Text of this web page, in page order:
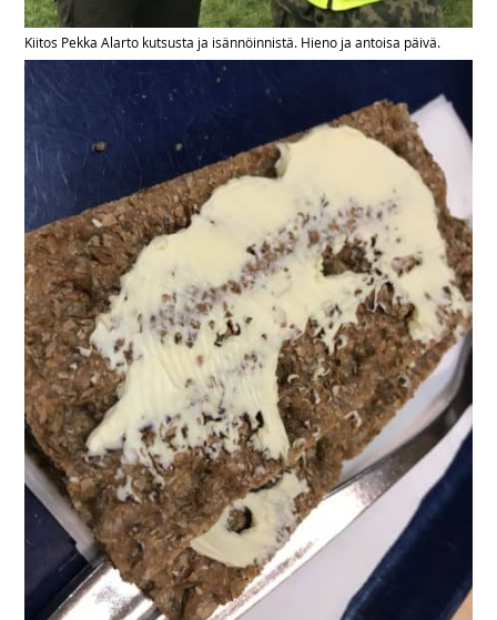
Kiitos Pekka Alarto kutsusta ja isännöinnistä. Hieno ja antoisa päivä.